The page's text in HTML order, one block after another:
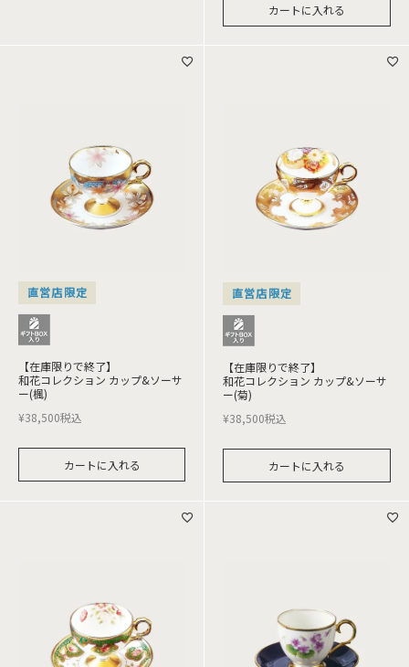
カートに入れる
直営店限定
【在庫限りで終了】
和花コレクション カップ&ソーサ
ー(楓)
¥38,500税込
カートに入れる
直営店限定
【在庫限りで終了】
和花コレクション カップ&ソーサ
ー(菊)
¥38,500税込
カートに入れる